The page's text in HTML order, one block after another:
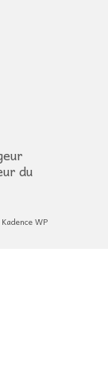
Kadence WP